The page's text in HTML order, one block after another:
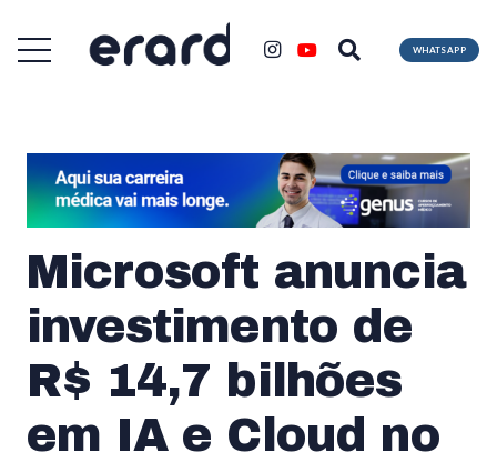
WHATSAPP
Microsoft anuncia
investimento de
R$ 14,7 bilhões
em IA e Cloud no